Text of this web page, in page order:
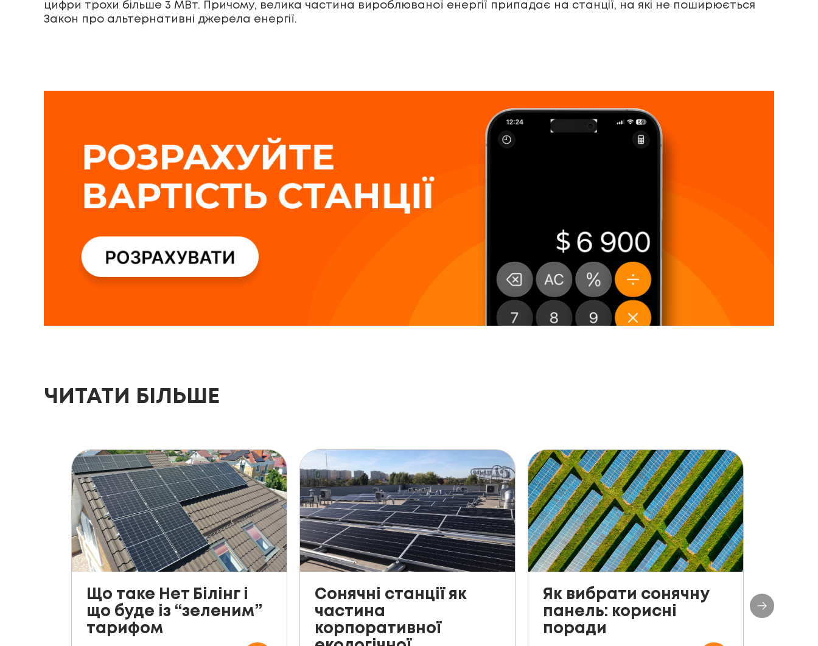
цифри трохи більше 3 МВт. Причому, велика частина вироблюваної енергії припадає на станції, на які не поширюється
Закон про альтернативні джерела енергії.
ЧИТАТИ БІЛЬШЕ
Що таке Нет Білінг і
що буде із “зеленим”
тарифом
Сонячні станції як
частина
корпоративної
Як вибрати сонячну
панель: корисні
поради
До